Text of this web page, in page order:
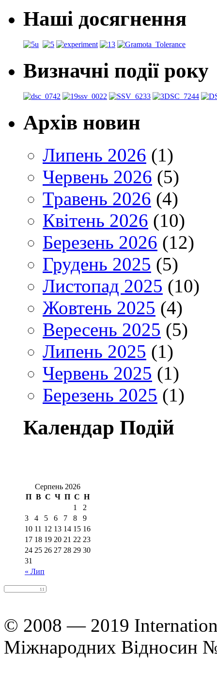
Наші досягнення
Визначні події року
Архів новин
Липень 2026 (1)
Червень 2026 (5)
Травень 2026 (4)
Квітень 2026 (10)
Березень 2026 (12)
Грудень 2025 (5)
Листопад 2025 (10)
Жовтень 2025 (4)
Вересень 2025 (5)
Липень 2025 (1)
Червень 2025 (1)
Березень 2025 (1)
Календар Подій
Серпень 2026
П В С Ч П С Н
« Лип
1
2
3
4 5 6 7 8
9
10 11 12 13 14 15 16
17 18 19 20 21 22 23
24 25 26 27 28 29 30
31
© 2008 — 2019
Міжнародних Відносин